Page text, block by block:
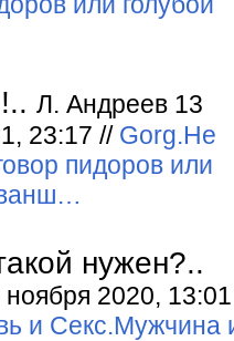
Л. Андреев 13
23:17 // Gorg.Не
пидоров или
нужен?..
2020,
и Секс.Мужчина